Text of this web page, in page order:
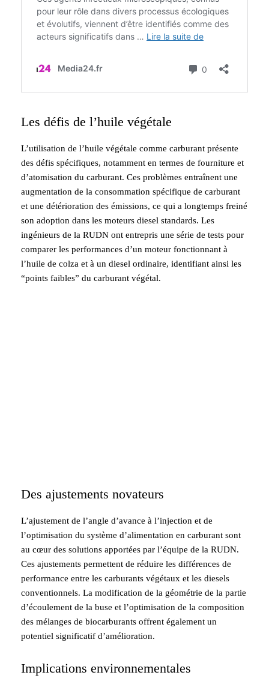
Les défis de l’huile végétale
L’utilisation de l’huile végétale comme carburant présente
des défis spécifiques, notamment en termes de fourniture et
d’atomisation du carburant. Ces problèmes entraînent une
augmentation de la consommation spécifique de carburant
et une détérioration des émissions, ce qui a longtemps freiné
son adoption dans les moteurs diesel standards. Les
ingénieurs de la RUDN ont entrepris une série de tests pour
comparer les performances d’un moteur fonctionnant à
l’huile de colza et à un diesel ordinaire, identifiant ainsi les
“points faibles” du carburant végétal.
Des ajustements novateurs
L’ajustement de l’angle d’avance à l’injection et de
l’optimisation du système d’alimentation en carburant sont
au cœur des solutions apportées par l’équipe de la RUDN.
Ces ajustements permettent de réduire les différences de
performance entre les carburants végétaux et les diesels
conventionnels. La modification de la géométrie de la partie
d’écoulement de la buse et l’optimisation de la composition
des mélanges de biocarburants offrent également un
potentiel significatif d’amélioration.
Implications environnementales